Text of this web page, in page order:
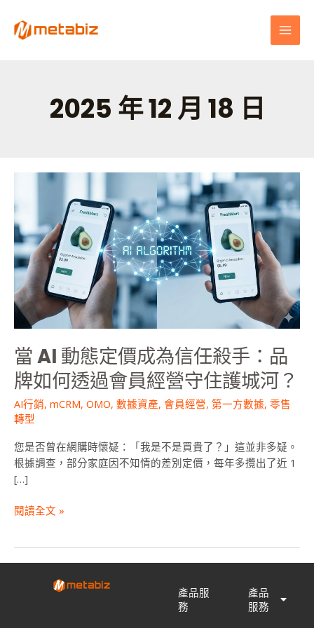
2025 年 12 月 18 日
當 AI 動態定價成為信任殺手：品
牌如何透過會員經營守住護城河？
AI行銷, mCRM, OMO, 數據資產, 會員經營, 第一方數據, 零售
轉型
您是否曾在網購時懷疑：「我是不是買貴了？」這並非多疑。
根據調查，部分家庭因不知情的差別定價，每年多攬出了近 1
[…]
動
態
定
價
為
信
任
手：
品
牌
如
何
過
會
員
營
住
護
閱讀全文 »
產品服
務
產品
服務